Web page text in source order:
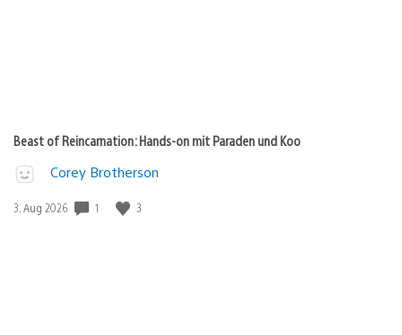
Beast of Reincarnation: Hands-on mit Paraden und Koo
Corey Brotherson
Veröffentlichungsdatum:
3. Aug 2026 1 3